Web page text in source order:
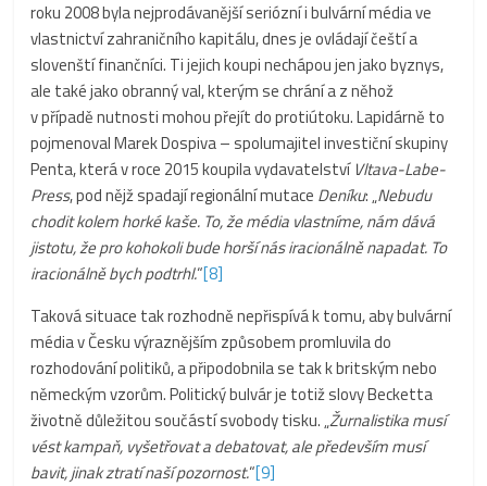
roku 2008 byla nejprodávanější seriózní i bulvární média ve
vlastnictví zahraničního kapitálu, dnes je ovládají čeští a
slovenští finančníci. Ti jejich koupi nechápou jen jako byznys,
ale také jako obranný val, kterým se chrání a z něhož
v případě nutnosti mohou přejít do protiútoku. Lapidárně to
pojmenoval Marek Dospiva – spolumajitel investiční skupiny
Penta, která v roce 2015 koupila vydavatelství Vltava-Labe-
Press, pod nějž spadají regionální mutace Deníku: „Nebudu
chodit kolem horké kaše. To, že média vlastníme, nám dává
jistotu, že pro kohokoli bude horší nás iracionálně napadat. To
iracionálně bych podtrhl.“[8]
Taková situace tak rozhodně nepřispívá k tomu, aby bulvární
média v Česku výraznějším způsobem promluvila do
rozhodování politiků, a připodobnila se tak k britským nebo
německým vzorům. Politický bulvár je totiž slovy Becketta
životně důležitou součástí svobody tisku. „Žurnalistika musí
vést kampaň, vyšetřovat a debatovat, ale především musí
bavit, jinak ztratí naší pozornost.“[9]